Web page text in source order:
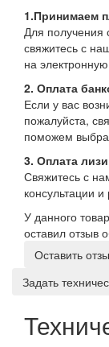
1.Принимаем
Для получения
свяжитесь с
на
2. Оплата
Если у вас
пожалуйста,
поможем
3. Оплата
Свяжитесь с
консультации
У данного
оставил отзыв
Оставить
Задать